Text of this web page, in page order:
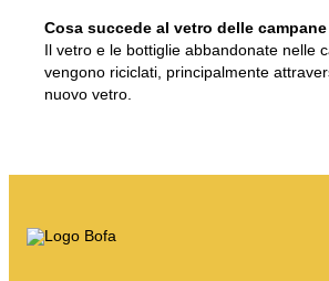
Self-service
Self-service
Portale dei rifiuti
Cosa succede al vetro delle
Il vetro e le bottiglie abbandonate nelle
vengono riciclati, principalmente
nuovo vetro.